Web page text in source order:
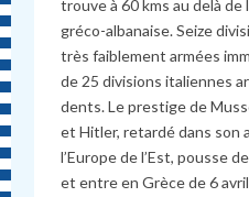
trouve à 60 kms au delà
gréco-albanaise. Seize
très faiblement armées
de 25 divisions italiennes
dents. Le prestige de
et Hitler, retardé dans son
l’Europe de l’Est, pousse
et entre en Grèce de 6